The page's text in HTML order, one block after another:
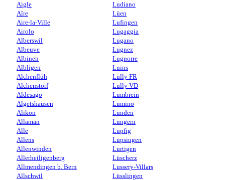
Aigle
Aïre
Aire-la-Ville
Airolo
Alberswil
Albeuve
Albinen
Albligen
Alchenflüh
Alchenstorf
Aldesago
Algetshausen
Alikon
Allaman
Alle
Allens
Allenwinden
Allerheiligenberg
Allmendingen b. Bern
Allschwil
Ludiano
Lüen
Lufingen
Lugaggia
Lugano
Lugnez
Lugnorre
Luins
Lully FR
Lully VD
Lumbrein
Lumino
Lunden
Lungern
Lupfig
Lupsingen
Lurtigen
Lüscherz
Lussery-Villars
Lüsslingen